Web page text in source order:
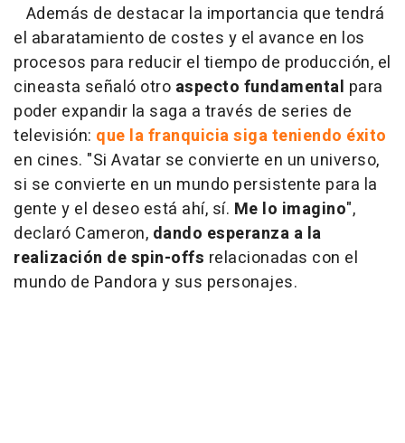
Además de destacar la importancia que tendrá
el abaratamiento de costes y el avance en los
procesos para reducir el tiempo de producción, el
cineasta señaló otro aspecto fundamental para
poder expandir la saga a través de series de
televisión: que la franquicia siga teniendo éxito
en cines. "Si Avatar se convierte en un universo,
si se convierte en un mundo persistente para la
gente y el deseo está ahí, sí. Me lo imagino",
declaró Cameron, dando esperanza a la
realización de spin-offs relacionadas con el
mundo de Pandora y sus personajes.